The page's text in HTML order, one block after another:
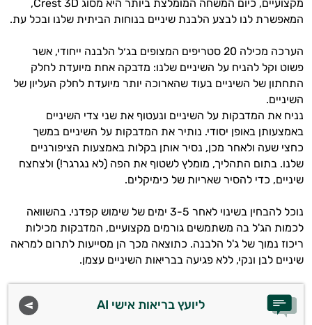
מקצועיים, כיום המשחה המומלצת ביותר היא מסוג Crest 3D,
המאפשרת לנו לבצע הלבנת שיניים בנוחות הביתית שלנו ובכל עת.
הערכה מכילה 20 סטריפים המצופים בג׳ל הלבנה ייחודי, אשר
פשוט וקל להניח על השיניים שלנו: מדבקה אחת מיועדת לחלק
התחתון של השיניים בעוד שהארוכה יותר מיועדת לחלק העליון של
השיניים.
נניח את המדבקות על השיניים ונעטוף את שני צדי השיניים
באמצעותן באופן יסודי. נותיר את המדבקות על השיניים במשך
כחצי שעה ולאחר מכן, נסיר אותן בקלות באמצעות הציפורניים
שלנו. בתום התהליך, מומלץ לשטוף את הפה (לא נגרגר!) ולצחצח
שיניים, כדי להסיר שאריות של כימיקלים.
נוכל להבחין בשינוי לאחר 3-5 ימים של שימוש קפדני. בהשוואה
לכמות הג'ל בה משתמשים גורמים מקצועיים, המדבקות מכילות
ריכוז נמוך של ג'ל הלבנה. כתוצאה מכך הן מסייעות לתרום למראה
שיניים לבן ונקי, ללא פגיעה בבריאות השיניים עצמן.
ליועץ בריאות אישי AI